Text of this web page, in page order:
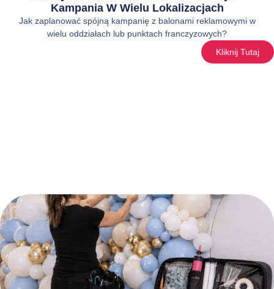
Kampania W Wielu Lokalizacjach
Jak zaplanować spójną kampanię z balonami reklamowymi w
wielu oddziałach lub punktach franczyzowych?
Kliknij Tutaj